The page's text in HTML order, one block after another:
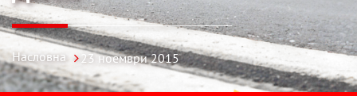
Насловна 23 ноември 2015